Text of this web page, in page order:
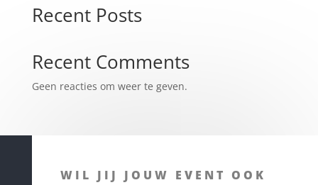
Recent Posts
Recent Comments
Geen reacties om weer te geven.
WIL JIJ JOUW EVENT OOK